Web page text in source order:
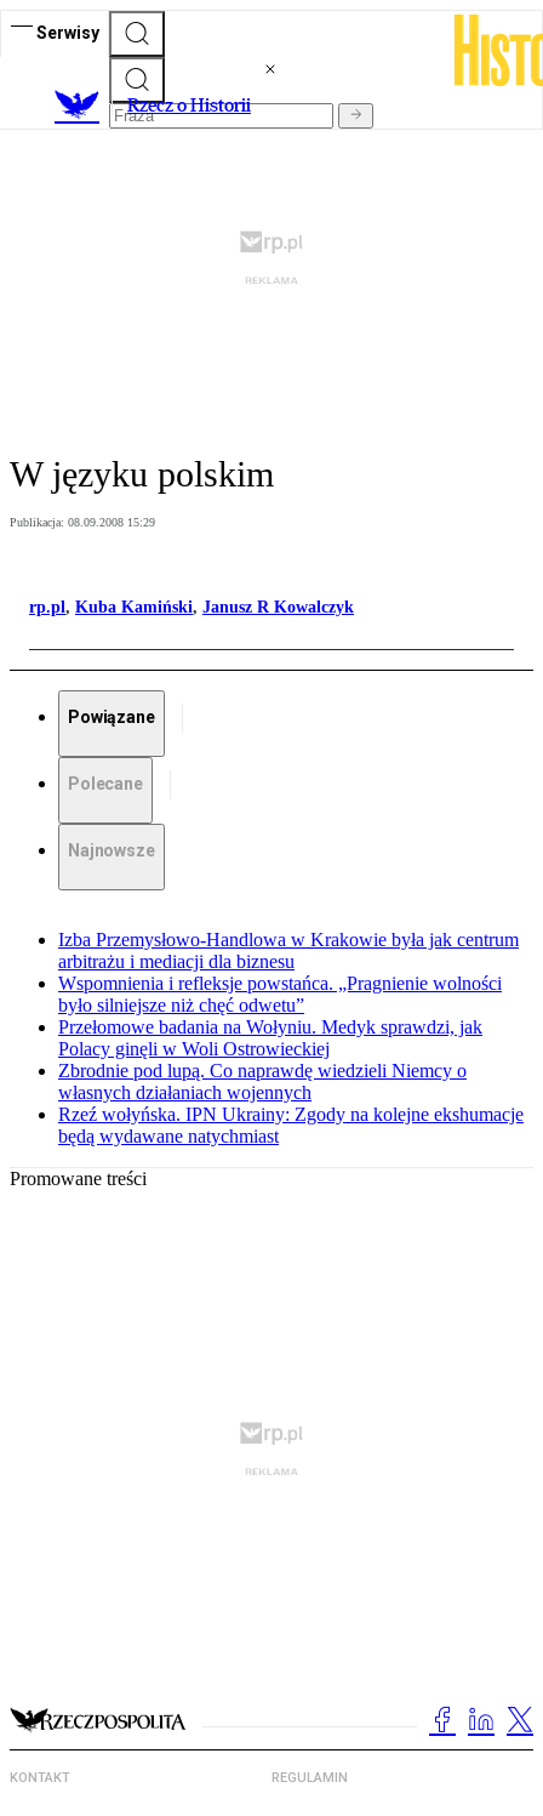
Serwisy
Rzecz o Historii
W języku polskim
Publikacja: 08.09.2008 15:29
rp.pl, Kuba Kamiński, Janusz R Kowalczyk
Powiązane
Polecane
Najnowsze
Izba Przemysłowo-Handlowa w Krakowie była jak centrum
arbitrażu i mediacji dla biznesu
Wspomnienia i refleksje powstańca. „Pragnienie wolności
było silniejsze niż chęć odwetu”
Przełomowe badania na Wołyniu. Medyk sprawdzi, jak
Polacy ginęli w Woli Ostrowieckiej
Zbrodnie pod lupą. Co naprawdę wiedzieli Niemcy o
własnych działaniach wojennych
Rzeź wołyńska. IPN Ukrainy: Zgody na kolejne ekshumacje
będą wydawane natychmiast
Promowane treści
KONTAKT REGULAMIN